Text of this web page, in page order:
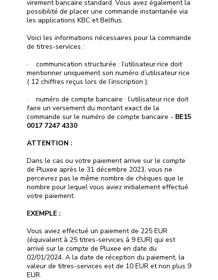
virement bancaire standard. Vous avez également la
possibilité de placer une commande instantanée via
les applications KBC et Belfius.
Voici les informations nécessaires pour la commande
de titres-services :
· communication structurée : l’utilisateur·rice doit
mentionner uniquement son numéro d’utilisateur·rice
( 12 chiffres reçus lors de l’inscription );
· numéro de compte bancaire : l’utilisateur·rice doit
faire un versement du montant exact de la
commande sur le numéro de compte bancaire - BE15
0017 7247 4330
ATTENTION :
Dans le cas ou votre paiement arrive sur le compte
de Pluxee après le 31 décembre 2023, vous ne
percevrez pas le même nombre de chèques que le
nombre pour lequel vous aviez initialement effectué
votre paiement.
EXEMPLE :
Vous aviez effectué un paiement de 225 EUR
(équivalent à 25 titres-services à 9 EUR) qui est
arrivé sur le compte de Pluxee en date du
02/01/2024. A la date de réception du paiement, la
valeur de titres-services est de 10 EUR et non plus 9
EUR.